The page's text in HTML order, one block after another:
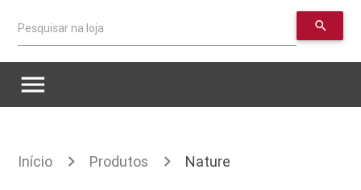
Pesquisar na loja search
menu
Início Produtos Nature